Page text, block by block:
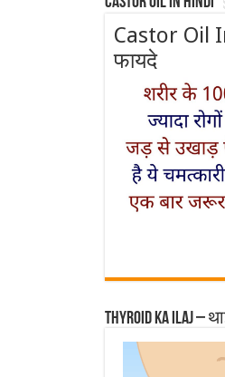
Castor Oil
फायदे
Thyroid ka ilaj –